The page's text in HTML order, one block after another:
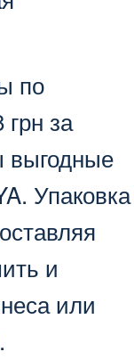
по
за
выгодные
Упаковка
и
или